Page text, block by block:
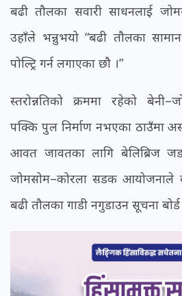
बढी तौलका सवारी साधनलाई
उहाँले भन्नुभयो “बढी तौलका
पोल्ट्रि गर्न लगाएका छौ ।”
स्तरोन्नतिको क्रममा रहेको
पक्कि पुल निर्माण नभएका ठाउँमा
आवत जावतका लागि बेलिब्रिज
जोमसोम–कोरला सडक आयोजनाले
बढी तौलका गाडी नगुडाउन सूचना